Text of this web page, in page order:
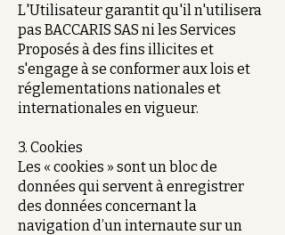
L'Utilisateur garantit qu'il n'utilisera
pas BACCARIS SAS ni les Services
Proposés à des fins illicites et
s'engage à se conformer aux lois et
réglementations nationales et
internationales en vigueur.
3. Cookies
Les « cookies » sont un bloc de
données qui servent à enregistrer
des données concernant la
navigation d’un internaute sur un